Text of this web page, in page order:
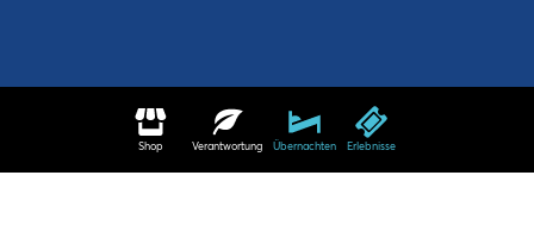
Shop Verantwortung Übernachten Erlebnisse